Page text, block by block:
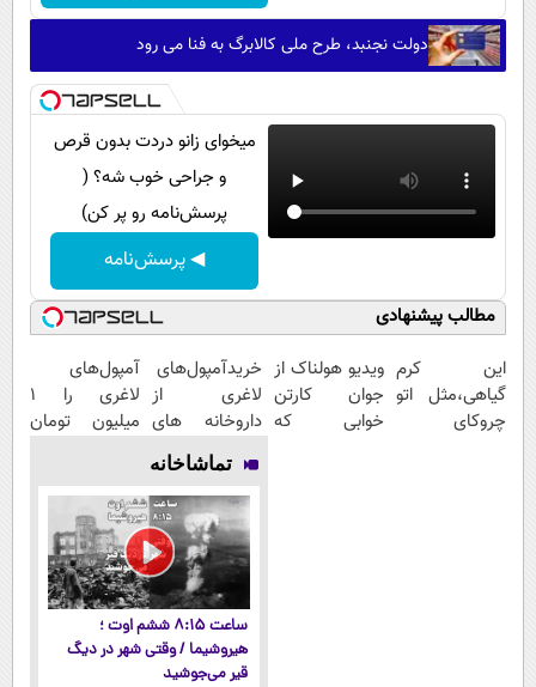
دولت نجنبد، طرح ملی کالابرگ به فنا می رود
میخوای زانو دردت بدون قرص
و جراحی خوب شه؟ (
پرسش‌نامه رو پر کن)
◀ پرسش‌نامه
مطالب پیشنهادی
این کرم
گیاهی،مثل اتو
چروکای
ویدیو هولناک از
جوان کارتن
خوابی که
خریدآمپول‌های
لاغری از
داروخانه های
اطرافت، ارسال
فوری همراه با
پک یخ!
آمپول‌های
لاغری را ۱
میلیون تومان
تماشاخانه
ساعت ۸:۱۵ ششم اوت ؛
هیروشیما / وقتی شهر در دیگ
قیر می‌جوشید